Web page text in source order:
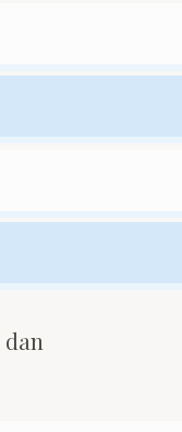
dan